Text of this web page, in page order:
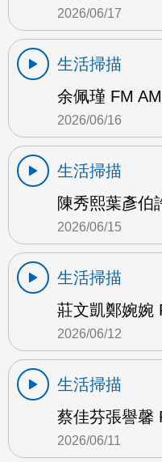
2026/06/17
生活掃描
余佩瑾 FM AM
2026/06/16
生活掃描
陳秀熙葉彥伯
2026/06/15
生活掃描
莊文凱鄭婉婉
2026/06/12
生活掃描
蔡佳芬張譽馨
2026/06/11